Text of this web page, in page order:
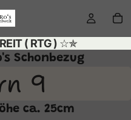
( RTG ) ☆✯
Schonbezug
9
ca. 25cm